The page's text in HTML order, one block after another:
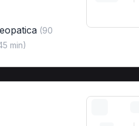
(90
min)